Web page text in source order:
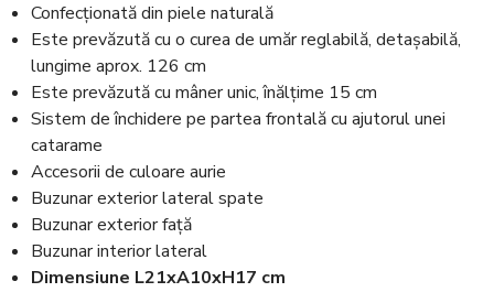
Confecționată din piele naturală
Este prevăzută cu o curea de umăr reglabilă, detașabilă,
lungime aprox. 126 cm
Este prevăzută cu mâner unic, înălțime 15 cm
Sistem de închidere pe partea frontală cu ajutorul unei
catarame
Accesorii de culoare aurie
Buzunar exterior lateral spate
Buzunar exterior față
Buzunar interior lateral
Dimensiune L21xA10xH17 cm